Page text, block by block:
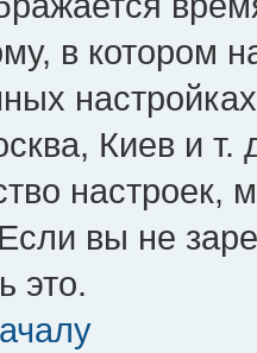
в котором
Киев и т.
настроек,
вы не
это.